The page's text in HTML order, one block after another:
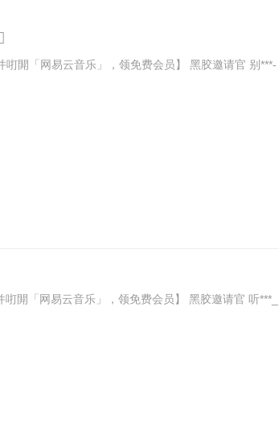
閞「网易云音乐」，领免费会员】 黑胶邀请官 别
閞「网易云音乐」，领免费会员】 黑胶邀请官 听***_